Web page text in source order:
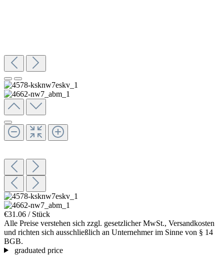
€31.06 / Stück
Alle Preise verstehen sich zzgl. gesetzlicher MwSt., Versandkosten
und richten sich ausschließlich an Unternehmer im Sinne von § 14
BGB.
graduated price